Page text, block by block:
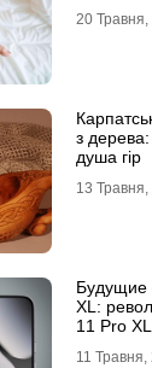
20 Травня,
з дерева:
душа гір
13 Травня,
XL:
11 Pro XL
11 Травня,